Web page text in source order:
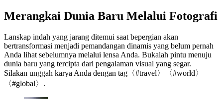
Merangkai Dunia Baru Melalui Fotografi
Lanskap indah yang jarang ditemui saat bepergian akan
bertransformasi menjadi pemandangan dinamis yang belum pernah
Anda lihat sebelumnya melalui lensa Anda. Bukalah pintu menuju
dunia baru yang tercipta dari pengalaman visual yang segar.
Silakan unggah karya Anda dengan tag〈#travel〉〈#world〉
〈#global〉.